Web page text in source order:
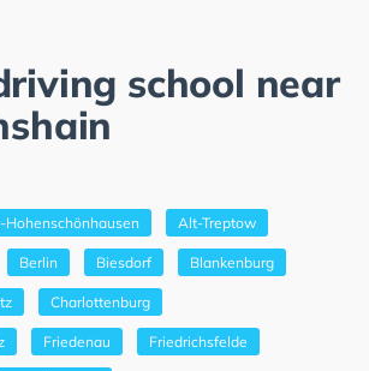
school near
Hohenschönhausen Alt-Treptow
Berlin Biesdorf Blankenburg
Charlottenburg
Friedenau Friedrichsfelde